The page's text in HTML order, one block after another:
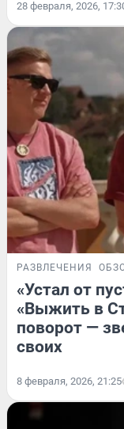
28 февраля, 2026,
РАЗВЛЕЧЕНИЯ
«Устал от
«Выжить в
поворот —
своих
8 февраля, 2026, 21:25